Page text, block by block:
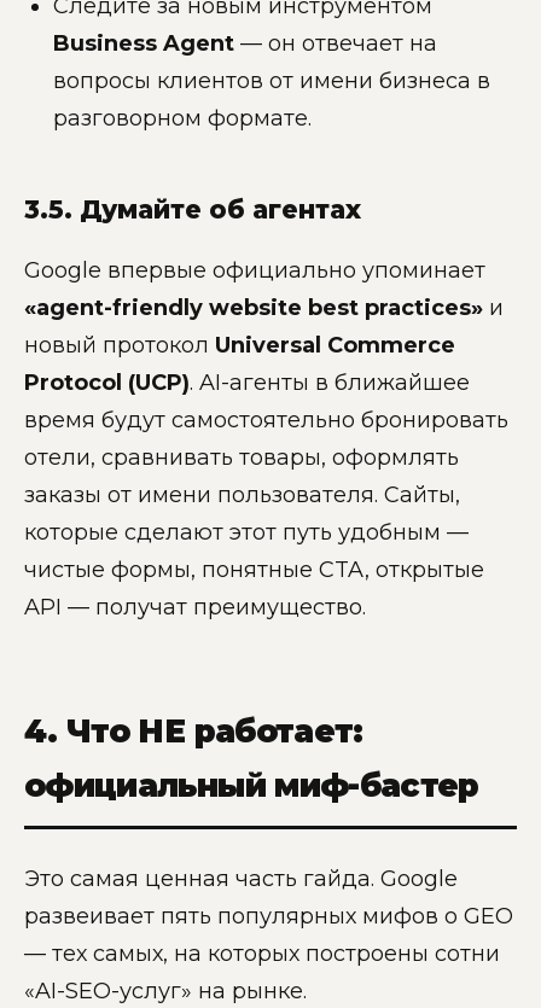
Следите за новым инструментом
Business Agent — он отвечает на
вопросы клиентов от имени бизнеса в
разговорном формате.
3.5. Думайте об агентах
Google впервые официально упоминает
«agent-friendly website best practices» и
новый протокол Universal Commerce
Protocol (UCP). AI-агенты в ближайшее
время будут самостоятельно бронировать
отели, сравнивать товары, оформлять
заказы от имени пользователя. Сайты,
которые сделают этот путь удобным —
чистые формы, понятные CTA, открытые
API — получат преимущество.
4. Что НЕ работает:
официальный миф-бастер
Это самая ценная часть гайда. Google
развеивает пять популярных мифов о GEO
— тех самых, на которых построены сотни
«AI-SEO-услуг» на рынке.